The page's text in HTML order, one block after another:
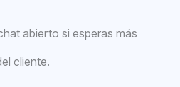
abierto si esperas más
cliente.